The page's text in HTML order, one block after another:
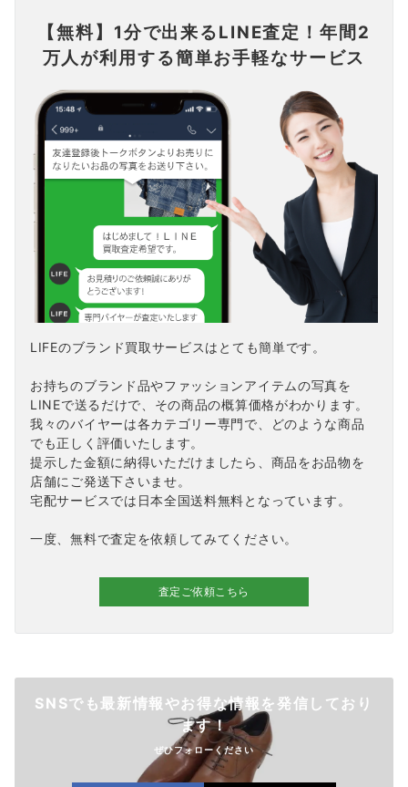
【無料】1分で出来るLINE査定！年間2
万人が利用する簡単お手軽なサービス
LIFEのブランド買取サービスはとても簡単です。
お持ちのブランド品やファッションアイテムの写真を
LINEで送るだけで、その商品の概算価格がわかります。
我々のバイヤーは各カテゴリー専門で、どのような商品
でも正しく評価いたします。
提示した金額に納得いただけましたら、商品をお品物を
店舗にご発送下さいませ。
宅配サービスでは日本全国送料無料となっています。
一度、無料で査定を依頼してみてください。
査定ご依頼こちら
SNSでも最新情報やお得な情報を発信しており
ます！
ぜひフォローください